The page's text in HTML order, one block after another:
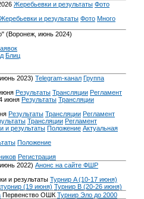
Жеребьевки и результаты Фото
Жеребьевки и результаты Фото Много
(Воронеж, июнь 2024)
Блиц
2023) Telegram-канал Группа
Результаты Трансляции Регламент
июня Результаты Трансляции
Результаты Трансляции Регламент
Трансляции Регламент
и результаты Положение Актуальная
Положение
Регистрация
2022) Анонс на сайте ФШР
и результаты Турнир A (10-17 июня)
(19 июня) Турнир B (20-26 июня)
Первенство ОШК Турнир Эло до 2000